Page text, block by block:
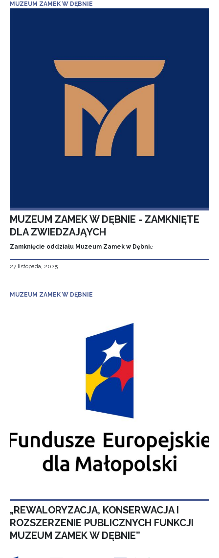
MUZEUM ZAMEK W DĘBNIE
MUZEUM ZAMEK W DĘBNIE - ZAMKNIĘTE
DLA ZWIEDZAJĄYCH
Zamknięcie oddziału Muzeum Zamek w Dębnie
27 listopada, 2025
MUZEUM ZAMEK W DĘBNIE
„REWALORYZACJA, KONSERWACJA I
ROZSZERZENIE PUBLICZNYCH FUNKCJI
MUZEUM ZAMEK W DĘBNIE”